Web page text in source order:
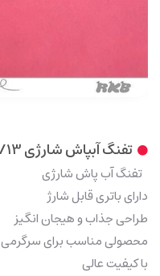
تفنگ آبپاش شارژی Rechargeable water gun 138/13
تفنگ آب پاش شارژی
دارای باتری قابل شارژ
طراحی جذاب و هیجان انگیز
محصولی مناسب برای سرگرمی
با کیفیت عالی